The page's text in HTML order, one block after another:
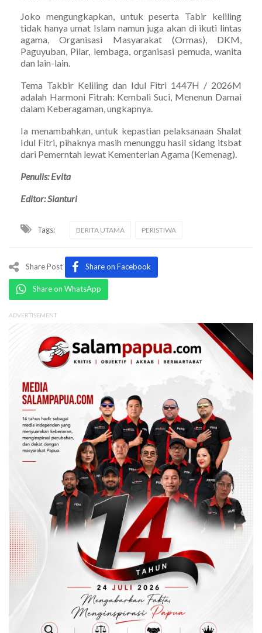
Joko mengungkapkan, untuk peserta Tabir keliling
tidak hanya umat Islam namun juga akan di ikuti lintas
agama, Organisasi Masyarakat (Ormas), DKM,
Paguyuban, Pilar, lembaga, organisasi pemuda, wanita
dan lain-lain.
Tema Takbir Keliling dan Idul Fitri 1447H / 2026M
adalah Harmoni Fitrah: Kembali Suci, Menenun Damai
dalam Keberagaman, ungkapnya.
Ia menambahkan, untuk kepastian pelaksanaan Shalat
Idul Fitri, pihaknya masih menunggu hasil sidang itsbat
dari Pemerntah lewat Kementerian Agama (Kemenag).
Penulis: Evita
Editor: Sianturi
Tags: BERITA UTAMA PERISTIWA
Share Post Share on Facebook
Share on WhatsApp
ADVERTISEMENT